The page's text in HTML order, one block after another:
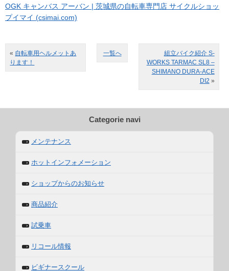
OGK キャンバス アーバン | 茨城県の自転車専門店 サイクルショッ
プイマイ (csimai.com)
« 自転車用ヘルメットあ
ります！
一覧へ
組立バイク紹介 S-
WORKS TARMAC SL8 –
SHIMANO DURA-ACE
DI2 »
Categorie navi
メンテナンス
ホットインフォメーション
ショップからのお知らせ
商品紹介
試乗車
リコール情報
ビギナースクール